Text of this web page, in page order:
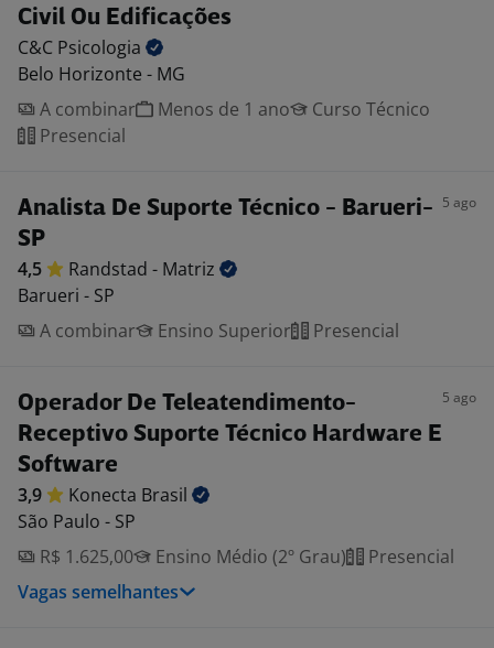
Civil Ou Edificações
C&C Psicologia
Belo Horizonte - MG
A combinar
Menos de 1 ano
Curso Técnico
Presencial
Analista De Suporte Técnico - Barueri-
SP
5 ago
4,5 Randstad - Matriz
Barueri - SP
A combinar
Ensino Superior Presencial
Operador De Teleatendimento-
Receptivo Suporte Técnico Hardware E
Software
5 ago
3,9 Konecta Brasil
São Paulo - SP
R$ 1.625,00
Ensino Médio (2º Grau)
Presencial
Vagas semelhantes